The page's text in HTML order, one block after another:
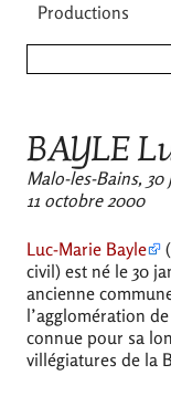
Productions
BAYLE
Malo-les-Bains, 30
11 octobre 2000
Luc-Marie Bayle
civil) est né le 30
ancienne
l’agglomération
connue pour sa
villégiatures de la